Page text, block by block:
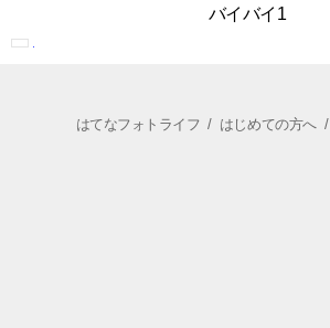
バイバイ1
はてなフォトライフ / はじめての方へ/